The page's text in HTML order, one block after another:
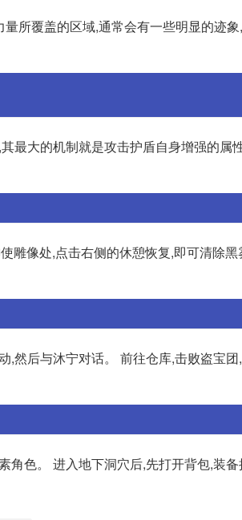
所覆盖的区域,通常会有一些明显的迹
最大的机制就是攻击护盾自身增强的属
雕像处,点击右侧的休憩恢复,即可清除
,然后与沐宁对话。 前往仓库,击败盗宝
角色。 进入地下洞穴后,先打开背包,装